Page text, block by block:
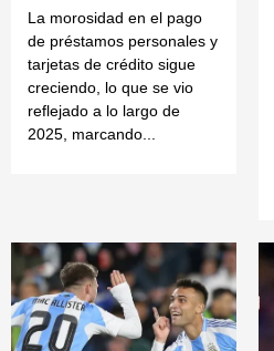
La morosidad en el pago
de préstamos personales y
tarjetas de crédito sigue
creciendo, lo que se vio
reflejado a lo largo de
2025, marcando...